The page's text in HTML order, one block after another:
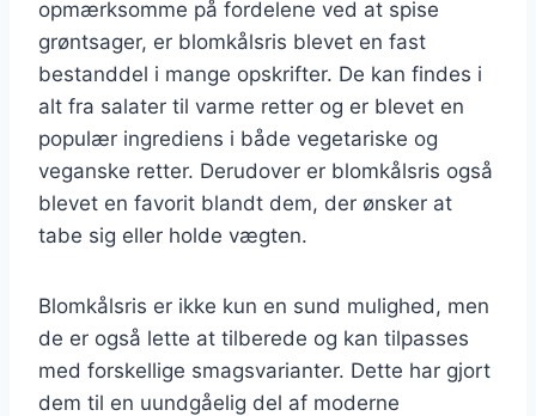
opmærksomme på fordelene ved at spise
grøntsager, er blomkålsris blevet en fast
bestanddel i mange opskrifter. De kan findes i
alt fra salater til varme retter og er blevet en
populær ingrediens i både vegetariske og
veganske retter. Derudover er blomkålsris også
blevet en favorit blandt dem, der ønsker at
tabe sig eller holde vægten.
Blomkålsris er ikke kun en sund mulighed, men
de er også lette at tilberede og kan tilpasses
med forskellige smagsvarianter. Dette har gjort
dem til en uundgåelig del af moderne